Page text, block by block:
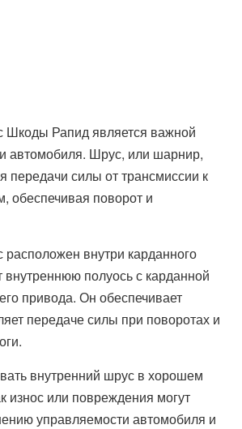
Шкоды Рапид является важной
автомобиля. Шрус, или шарнир,
передачи силы от трансмиссии к
обеспечивая поворот и
внутри карданного
внутреннюю полуось с карданной
привода. Он обеспечивает
передаче силы при поворотах и
внутренний шрус в хорошем
износ или повреждения могут
управляемости автомобиля и